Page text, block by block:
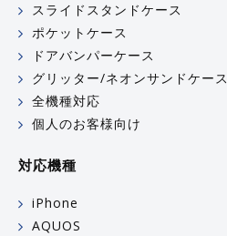
スライドスタンドケース
ポケットケース
ドアバンパーケース
グリッター/ネオンサンドケース
全機種対応
個人のお客様向け
対応機種
iPhone
AQUOS